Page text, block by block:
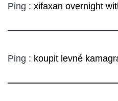
Ping : xifaxan overnight
Ping : koupit levné